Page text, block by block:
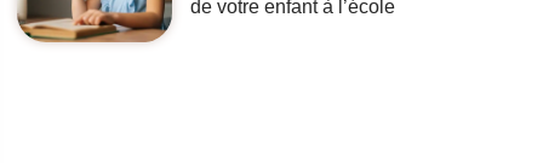
de votre enfant à l’école